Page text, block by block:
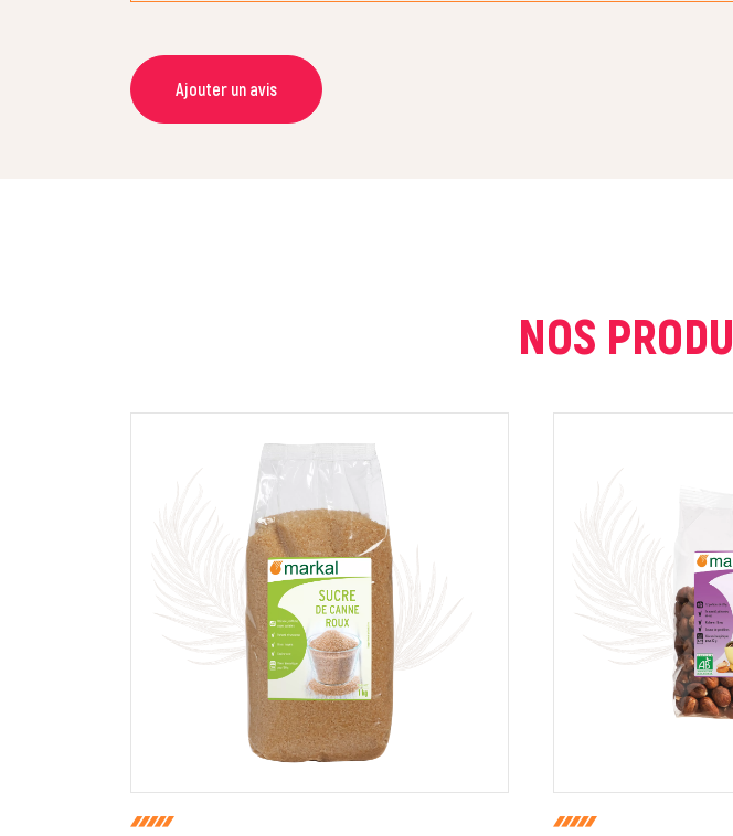
Ajouter un avis
NOM *
En cochant cette case, je donne mon accord pour que markal utilise les
commentaire de manière publique sur cette page. Pour plus d'informations
NOS